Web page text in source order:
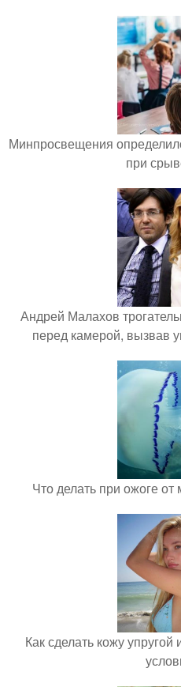
Минпросвещения
при
Андрей Малахов
перед камерой, вызвав
Что делать при ожоге от
Как сделать кожу